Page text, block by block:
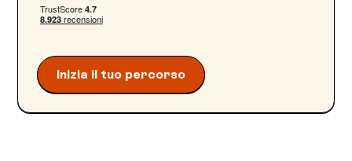
Transfert negativo
Come affrontare il transfert in terapia
Il transfert può essere un elemento per
Inizia il tuo percorso